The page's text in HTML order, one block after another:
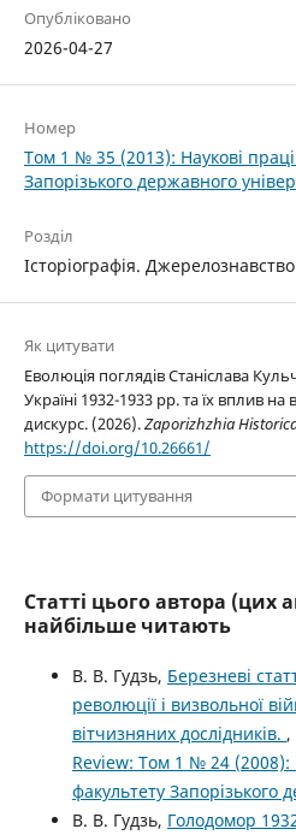
Опубліковано
2026-04-27
Номер
Том 1 № 35 (2013): Наукові
Запорізького державного
Розділ
Історіографія. Джерелознавство
Як цитувати
Еволюція поглядів Станіслава
Україні 1932-1933 рр. та їх вплив
дискурс. (2026).Zaporizhzhia
https://doi.org/10.26661/
Формати цитування
Статті цього автора (цих
найбільше читають
В. В. Гудзь, Березневі
революції і визвольної
вітчизняних дослідників. ,
Review: Том 1 № 24 (2008):
факультету Запорізького
В. В. Гудзь, Голодомор